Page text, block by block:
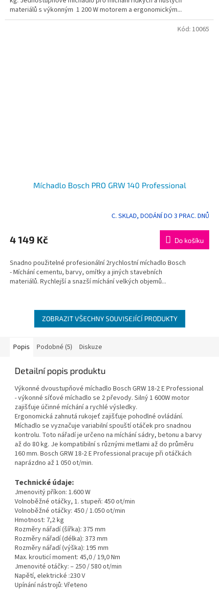
materiálů s výkonným 1 200 W motorem a ergonomickým...
Míchadlo Bosch PRO GRW 140 Professional
C. SKLAD, DODÁNÍ DO 3 PRAC. DNŮ
4 149 Kč Do košíku
Snadno použitelné profesionální 2rychlostní míchadlo Bosch
- Míchání cementu, barvy, omítky a jiných stavebních
materiálů. Rychlejší a snazší míchání velkých objemů...
Kód: 10065
ZOBRAZIT VŠECHNY SOUVISEJÍCÍ PRODUKTY
Popis Podobné (5) Diskuze
Detailní popis produktu
Výkonné dvoustupňové míchadlo Bosch GRW 18-2 E Professional
- výkonné síťové míchadlo se 2 převody. Silný 1 600W motor
zajišťuje účinné míchání a rychlé výsledky.
Ergonomická zahnutá rukojeť zajišťuje pohodlné ovládání.
Míchadlo se vyznačuje variabilní spouští otáček pro snadnou
kontrolu. Toto nářadí je určeno na míchání sádry, betonu a barvy
až do 80 kg. Je kompatibilní s různými metlami až do průměru
160 mm. Bosch GRW 18-2 E Professional pracuje při otáčkách
naprázdno až 1 050 ot/min.
Technické údaje:
Jmenovitý příkon: 1.600 W
Volnoběžné otáčky, 1. stupeň: 450 ot/min
Volnoběžné otáčky: 450 / 1.050 ot/min
Hmotnost: 7,2 kg
Rozměry nářadí (šířka): 375 mm
Rozměry nářadí (délka): 373 mm
Rozměry nářadí (výška): 195 mm
Max. krouticí moment: 45,0 / 19,0 Nm
Jmenovité otáčky: – 250 / 580 ot/min
Napětí, elektrické :230 V
Upínání nástrojů: Vřeteno